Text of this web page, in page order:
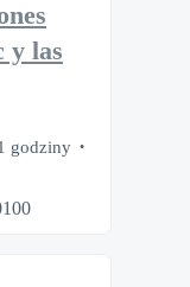
y las
godziny